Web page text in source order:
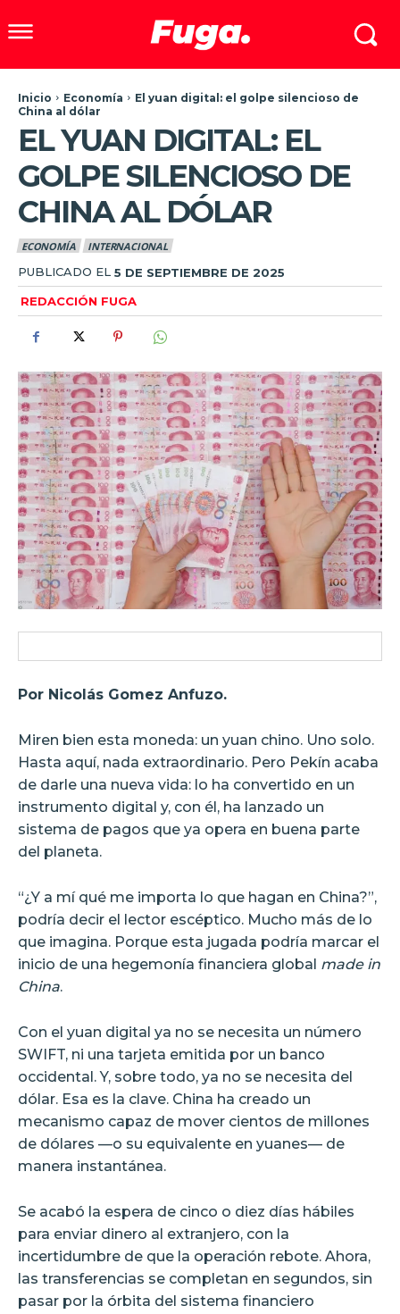
Inicio Economía
El yuan digital: el golpe silencioso de
China al dólar
EL YUAN DIGITAL: EL
GOLPE SILENCIOSO DE
CHINA AL DÓLAR
ECONOMÍA INTERNACIONAL
PUBLICADO EL 5 DE SEPTIEMBRE DE 2025
REDACCIÓN FUGA
Por Nicolás Gomez Anfuzo.
Miren bien esta moneda: un yuan chino. Uno solo.
Hasta aquí, nada extraordinario. Pero Pekín acaba
de darle una nueva vida: lo ha convertido en un
instrumento digital y, con él, ha lanzado un
sistema de pagos que ya opera en buena parte
del planeta.
“¿Y a mí qué me importa lo que hagan en China?”,
podría decir el lector escéptico. Mucho más de lo
que imagina. Porque esta jugada podría marcar el
inicio de una hegemonía financiera global made in
China.
Con el yuan digital ya no se necesita un número
SWIFT, ni una tarjeta emitida por un banco
occidental. Y, sobre todo, ya no se necesita del
dólar. Esa es la clave. China ha creado un
mecanismo capaz de mover cientos de millones
de dólares —o su equivalente en yuanes— de
manera instantánea.
Se acabó la espera de cinco o diez días hábiles
para enviar dinero al extranjero, con la
incertidumbre de que la operación rebote. Ahora,
las transferencias se completan en segundos, sin
pasar por la órbita del sistema financiero